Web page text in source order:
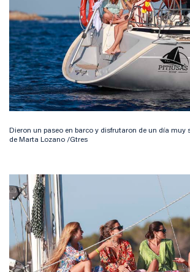
Dieron un paseo en barco y disfrutaron de un día muy
de Marta Lozano /Gtres